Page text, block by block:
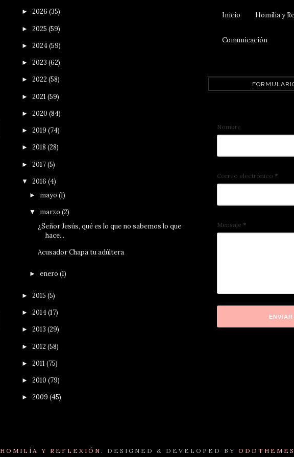
► 2026 (35)
► 2025 (59)
► 2024(59)
► 2023 (62)
► 2022 (58)
► 2021 (59)
► 2020 (84)
► 2019 (74)
► 2018 (28)
► 2017(5)
▼ 2016 (4)
► mayo(1)
▼ marzo(2)
¿Señor Jesús, qué es lo que no sabemos lo que
hace...
Acusador Chapa tu adúltera
►enero(1)
► 2015 (5)
► 2014(17)
► 2013 (29)
► 2012 (58)
► 2011 (75)
► 2010 (79)
► 2009 (45)
Inicio Homilía y
Comunicación
Nombre
Correo electrónico *
Mensaje *
HOMILÍA Y REFLEXIÓN. DESIGNED & DEVELOPED BY ODDTHEMES